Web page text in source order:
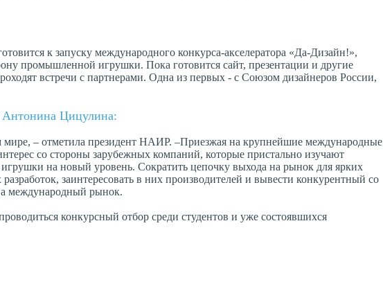
к запуску международного конкурса-акселератора «Да-Дизайн!»,
промышленной игрушки. Пока готовится сайт, презентации и другие
встречи с партнерами. Одна из первых - с Союзом дизайнеров России,
Антонина Цицулина:
– отметила президент НАИР. –Приезжая на крупнейшие международные
со стороны зарубежных компаний, которые пристально изучают
на новый уровень. Сократить цепочку выхода на рынок для ярких
заинтересовать в них производителей и вывести конкурентный со
международный рынок.
конкурсный отбор среди студентов и уже состоявшихся